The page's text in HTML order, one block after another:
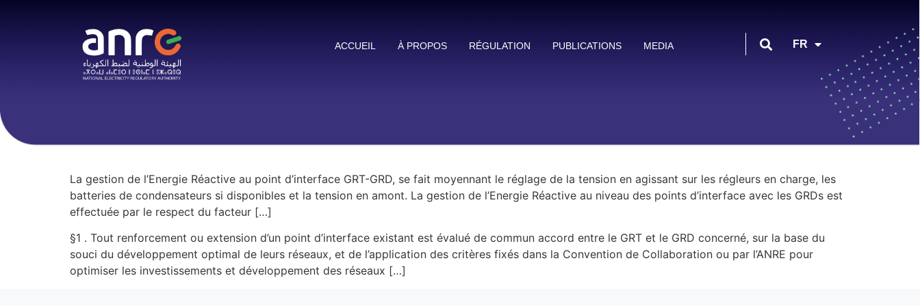
ACCUEIL À PROPOS RÉGULATION PUBLICATIONS MEDIA FR
AR
La gestion de l’Energie Réactive au point d’interface GRT-GRD, se fait moyennant le réglage de la tension en agissant sur les régleurs en charge, les
batteries de condensateurs si disponibles et la tension en amont. La gestion de l’Energie Réactive au niveau des points d’interface avec les GRDs est
effectuée par le respect du facteur […]
§1 . Tout renforcement ou extension d’un point d’interface existant est évalué de commun accord entre le GRT et le GRD concerné, sur la base du
souci du développement optimal de leurs réseaux, et de l’application des critères fixés dans la Convention de Collaboration ou par l’ANRE pour
optimiser les investissements et développement des réseaux […]